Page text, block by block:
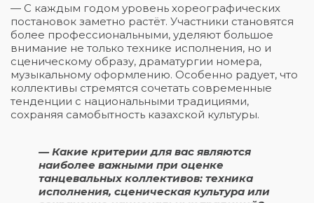
— С каждым годом уровень хореографических
постановок заметно растёт. Участники становятся
более профессиональными, уделяют большое
внимание не только технике исполнения, но и
сценическому образу, драматургии номера,
музыкальному оформлению. Особенно радует, что
коллективы стремятся сочетать современные
тенденции с национальными традициями,
сохраняя самобытность казахской культуры.
— Какие критерии для вас являются
наиболее важными при оценке
танцевальных коллективов: техника
исполнения, сценическая культура или